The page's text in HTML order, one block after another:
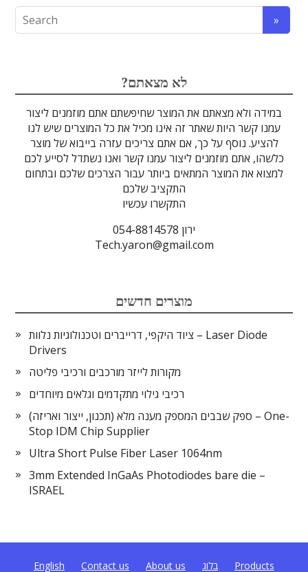
אופטיקה
אופטומכניקה ובקרת תנועה
סיבים אופטיים
מקורות אור
מוליכי אור
לדים
הדמיה ומצלמות
גלאים וחיישנים
מסננים אופטיים
לייזרים ומוצרי בטיחות לייזר
גבישים
ספקטרוסקופיה
אלקטרוניקה
מיגון קרינה
עדשות
מתקנים לרפואה
טרה-הרץ
מוצרי קוורץ
זכוכיות וציפויים
מוצרים אחרים
?לא מצאתם
במידה ולא מצאתם את המוצר שחיפשתם אתם מוזמנים ליצור
עמנו קשר היות שאתר זה אינו מכיל את כל המוצרים שיש לנו
להציע. נוסף על כך, אם אתם צריכים עזרה בייבוא של מוצר
כלשהו, אתם מוזמנים ליצור עמנו קשר ואנו נשתדל לסייע לכם
למצוא את המוצר המתאים ביותר עבור הצרכים שלכם ובתחום
התקציב שלכם
התקשרו עכשיו
ירון 054-8814578
Tech.yaron@gmail.com
מוצרים חדשים
ציוד היקפי, דרייברים וטכנולוגיות נלוות – Laser Diode
Drivers
מקורות לייזר מורכבים ורכיבי פליטה
רכיבי גילוי מתקדמים וגלאים מיוחדים
ספק שבבים המספק מענה מלא (תכנון, ייצור ואריזה) – One-
Stop IDM Chip Supplier
Ultra Short Pulse Fiber Laser 1064nm
3mm Extended InGaAs Photodiodes bare die –
ISRAEL
English Contact us About us בלוג Products